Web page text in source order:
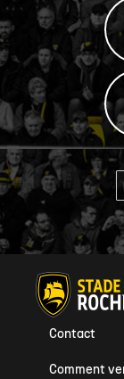
Contact
Comment